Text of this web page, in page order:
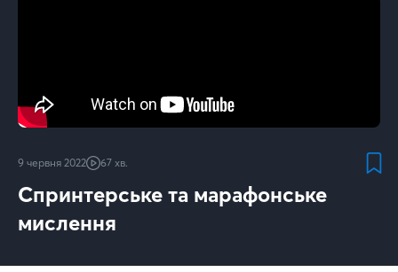
9 червня 2022 67 хв.
Спринтерське та марафонське
мислення